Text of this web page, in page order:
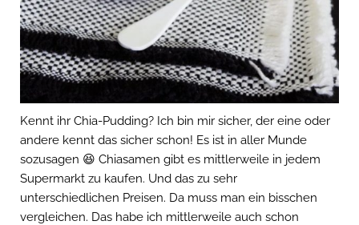
Kennt ihr Chia-Pudding? Ich bin mir sicher, der eine oder
andere kennt das sicher schon! Es ist in aller Munde
sozusagen 😆 Chiasamen gibt es mittlerweile in jedem
Supermarkt zu kaufen. Und das zu sehr
unterschiedlichen Preisen. Da muss man ein bisschen
vergleichen. Das habe ich mittlerweile auch schon